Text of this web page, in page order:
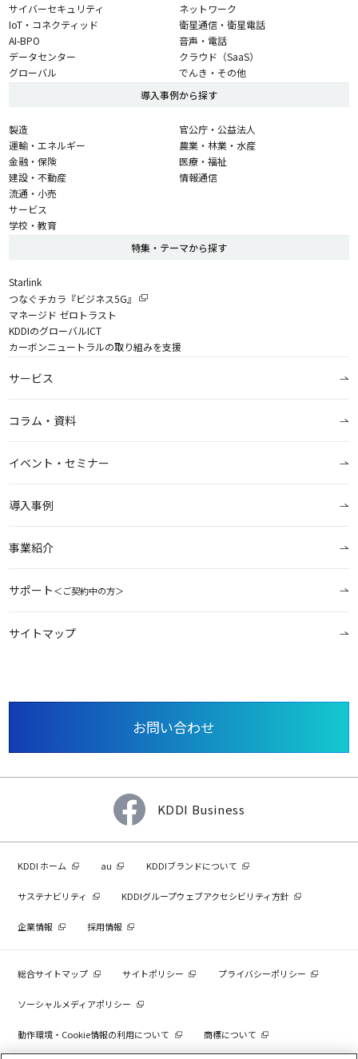
サイバーセキュリティ
IoT・コネクティッド
AI-BPO
データセンター
グローバル
ネットワーク
衛星通信・衛星電話
音声・電話
クラウド（SaaS）
でんき・その他
導入事例から探す
製造
運輸・エネルギー
金融・保険
建設・不動産
流通・小売
サービス
学校・教育
官公庁・公益法人
農業・林業・水産
医療・福祉
情報通信
特集・テーマから探す
Starlink
つなぐチカラ『ビジネス5G』
マネージド ゼロトラスト
KDDIのグローバルICT
カーボンニュートラルの取り組みを支援
サービス
コラム・資料
イベント・セミナー
導入事例
事業紹介
サポート＜ご契約中の方＞
サイトマップ
お問い合わせ
KDDI Business
KDDI ホーム au KDDIブランドについて
サステナビリティ KDDIグループウェブアクセシビリティ方針
企業情報 採用情報
総合サイトマップ サイトポリシー プライバシーポリシー
ソーシャルメディアポリシー
動作環境・Cookie情報の利用について 商標について